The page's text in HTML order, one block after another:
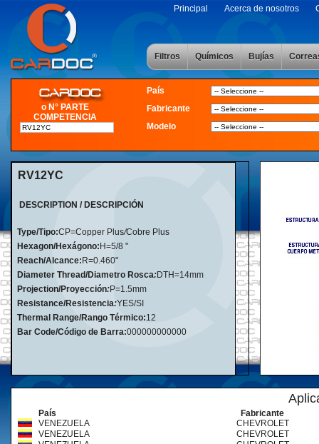
Principal Acerca de nosotros
Filtros Químicos Bujías
o N° PARTE
COMPETENCIA
País
Fabricante
Modelo
RV12YC
DESCRIPTION / DESCRIPCIÓN
Type/Tipo:CP=Copper Plus/Cobre Plus
Hexagon/Hexágono: H=5/8 "
Reach/Alcance: R=0.460"
Diameter Thread/Diametro Rosca:DTH=14mm
Projection/Proyección:P=1.5mm
Resistance/Resistencia:YES/SI
Thermal Range/Rango Térmico:12
Bar Code/Código de Barra:000000000000
País
Fabricante
VENEZUELA
CHEVROLET
VENEZUELA
CHEVROLET